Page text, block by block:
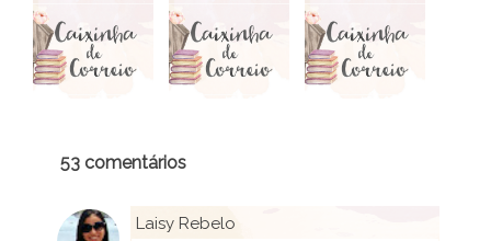
53 comentários
Laisy Rebelo